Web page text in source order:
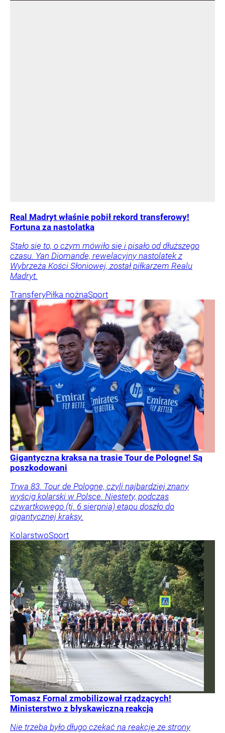
Real Madryt właśnie pobił rekord transferowy!
Fortuna za nastolatka
Stało się to, o czym mówiło się i pisało od dłuższego
czasu. Yan Diomande, rewelacyjny nastolatek z
Wybrzeża Kości Słoniowej, został piłkarzem Realu
Madryt.
TransferyPiłka nożnaSport
Gigantyczna kraksa na trasie Tour de Pologne! Są
poszkodowani
Trwa 83. Tour de Pologne, czyli najbardziej znany
wyścig kolarski w Polsce. Niestety, podczas
czwartkowego (tj. 6 sierpnia) etapu doszło do
gigantycznej kraksy.
KolarstwoSport
Tomasz Fornal zmobilizował rządzących!
Ministerstwo z błyskawiczną reakcją
Nie trzeba było długo czekać na reakcję ze strony